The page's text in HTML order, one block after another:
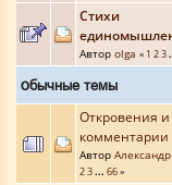
Стихи
Автор olga « 1 23
Обычные темы
Откровения и
комментарии
Автор
23... 66»